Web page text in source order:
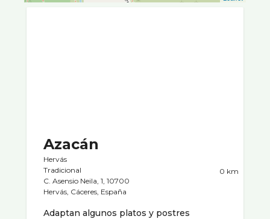
Azacán
Hervás
Tradicional
C. Asensio Neila, 1, 10700
Hervás, Cáceres, España
0 km
Adaptan algunos platos y postres